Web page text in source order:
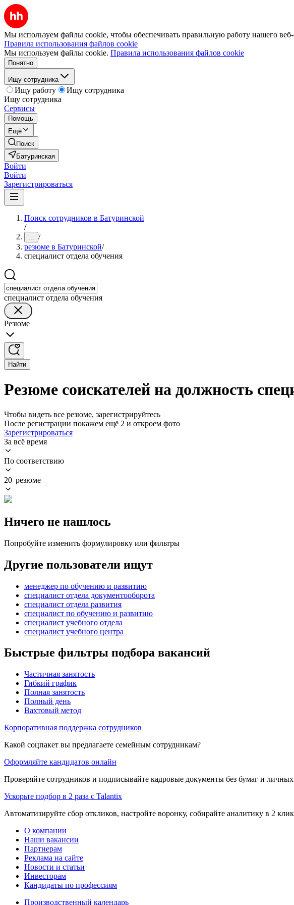
Мы используем файлы cookie, чтобы обеспечивать правильную работу нашего веб-
Правила использования файлов cookie
Мы используем файлы cookie. Правила использования файлов cookie
Понятно
Ищу сотрудника
Ищу работу
Ищу сотрудника
Ищу сотрудника
Сервисы
Помощь
Ещё
Поиск
Батуринская
Войти
Войти
Зарегистрироваться
Поиск сотрудников в Батуринской
/
... /
резюме в Батуринской/
специалист отдела обучения
специалист отдела обучения
Резюме
Найти
Резюме соискателей на должность
Чтобы видеть все резюме, зарегистрируйтесь
После регистрации покажем ещё 2 и откроем фото
Зарегистрироваться
За всё время
По соответствию
20 резюме
Ничего не нашлось
Попробуйте изменить формулировку или фильтры
Другие пользователи ищут
менеджер по обучению и развитию
специалист отдела документооборота
специалист отдела развития
специалист по обучению и развитию
специалист учебного отдела
специалист учебного центра
Быстрые фильтры подбора вакансий
Частичная занятость
Гибкий график
Полная занятость
Полный день
Вахтовый метод
Корпоративная поддержка сотрудников
Какой соцпакет вы предлагаете семейным сотрудникам?
Оформляйте кандидатов онлайн
Проверяйте сотрудников и подписывайте кадровые документы без бумаг и личных
Ускорьте подбор в 2 раза с Talantix
Автоматизируйте сбор откликов, настройте воронку, собирайте аналитику в 2
О компании
Наши вакансии
Партнерам
Реклама на сайте
Новости и статьи
Инвесторам
Кандидаты по профессиям
Производственный календарь